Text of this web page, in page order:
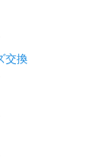
交換